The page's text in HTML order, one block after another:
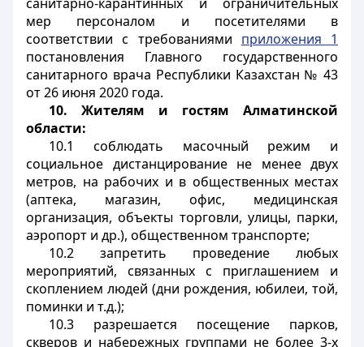
мер персоналом и посетителями в
соответствии с требованиями приложения 1
постановления Главного государственного
санитарного врача Республики Казахстан № 43
от 26 июня 2020 года.
10.
Жителям и гостям Алматинской
области:
10.1 соблюдать масочный режим и
социальное дистанцирование не менее двух
метров, на рабочих и в общественных местах
(аптека, магазин, офис, медицинская
организация, объекты торговли, улицы, парки,
аэропорт и др.), общественном транспорте;
10.2 запретить проведение любых
мероприятий, связанных с приглашением и
скоплением людей (дни рождения, юбилеи, той,
поминки и т.д.);
10.3 разрешается посещение парков,
скверов и набережных группами не более 3-х